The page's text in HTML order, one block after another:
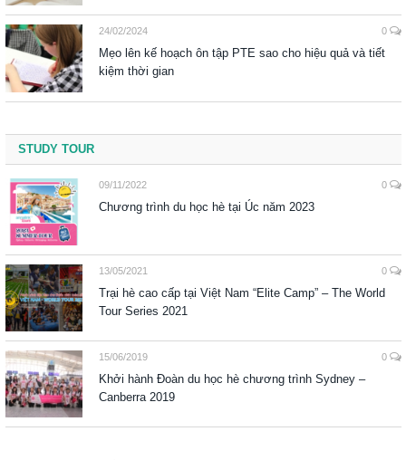
24/02/2024 0
Mẹo lên kế hoạch ôn tập PTE sao cho hiệu quả và tiết
kiệm thời gian
STUDY TOUR
09/11/2022 0
Chương trình du học hè tại Úc năm 2023
13/05/2021 0
Trại hè cao cấp tại Việt Nam “Elite Camp” – The World
Tour Series 2021
15/06/2019 0
Khởi hành Đoàn du học hè chương trình Sydney –
Canberra 2019